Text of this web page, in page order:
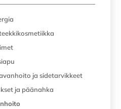
ja sidetarvikkeet
ja päänahka